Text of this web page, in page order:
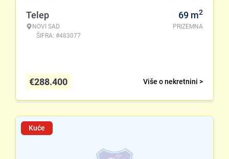
Telep
NOVI SAD
ŠIFRA: #483077
69 m2
PRIZEMNA
Više o nekretnini >
€288.400
Kuće